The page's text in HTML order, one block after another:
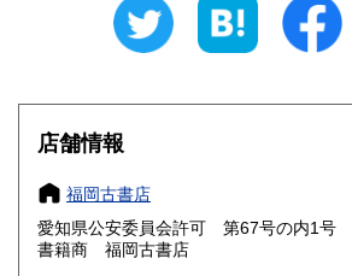
600円 三重県
大阪府
奈良県
鳥取県 600円 島根県
店舗情報
福岡古書店
愛知県公安委員会許可 第67号の内1号
書籍商 福岡古書店